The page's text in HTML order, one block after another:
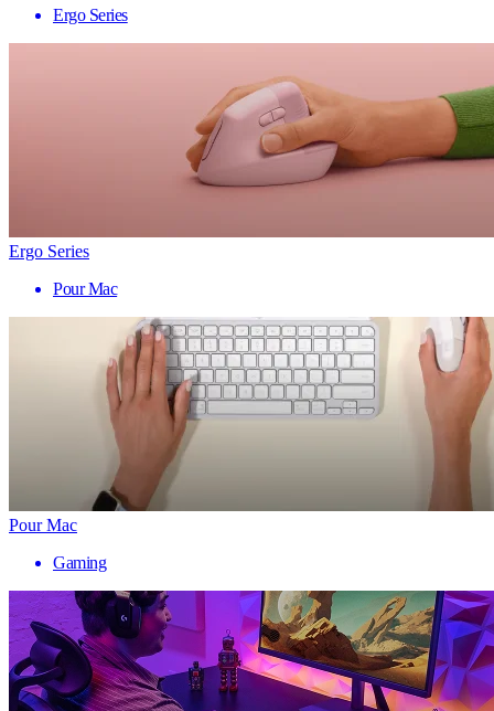
Ergo Series
Ergo Series
Pour Mac
Pour Mac
Gaming